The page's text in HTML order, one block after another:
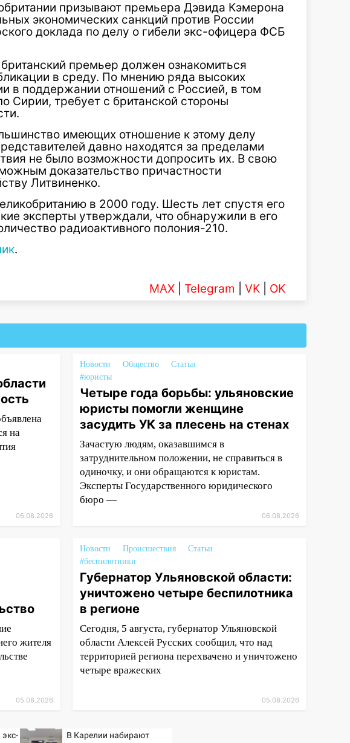
призывают премьера Дэвида Кэмерона
экономических санкций против России
доклада по делу о гибели экс-офицера ФСБ
премьер должен ознакомиться
в среду. По мнению ряда высоких
в поддержании отношений с Россией, в том
Сирии, требует с британской стороны
имеющих отношение к этому делу
давно находятся за пределами
не было возможности допросить их. В свою
доказательство причастности
Литвиненко.
в 2000 году. Шесть лет спустя его
эксперты утверждали, что обнаружили в его
радиоактивного полония-210.
.
MAX Telegram VK OK
на
06.08.2026
Новости Общество
Статьи
#юристы
Четыре года борьбы: ульяновские
юристы помогли женщине
засудить УК за плесень на стенах
Зачастую людям, оказавшимся в
затруднительном положении, не справиться в
одиночку, и они обращаются к юристам.
Эксперты Государственного юридического
бюро —
06.08.2026
жителя
05.08.2026
Новости Происшествия
Статьи
#беспилотники
Губернатор Ульяновской области:
уничтожено четыре беспилотника
в регионе
Сегодня, 5 августа, губернатор Ульяновской
области Алексей Русских сообщил, что над
территорией региона перехвачено и уничтожено
четыре вражеских
05.08.2026
В Карелии набирают